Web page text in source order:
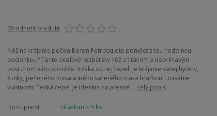
Ohodnotiť produkt
Nôž na krájanie pečiva Boron Potrebujete pomôcť s tou nedeľnou
pečienkou? Tento oceľový rezbársky nôž s titánom a nepriľnavým
povrchom vám pomôže. Vďaka ostrej čepeli je krájanie vašej hydiny,
šunky, pečeného mäsa a iného vareného mäsa hračkou. Unikátne
vlastnosti: Tenká čepeľ je ideálna na presné ... celý popis
Dostupnosť Skladom > 5 ks